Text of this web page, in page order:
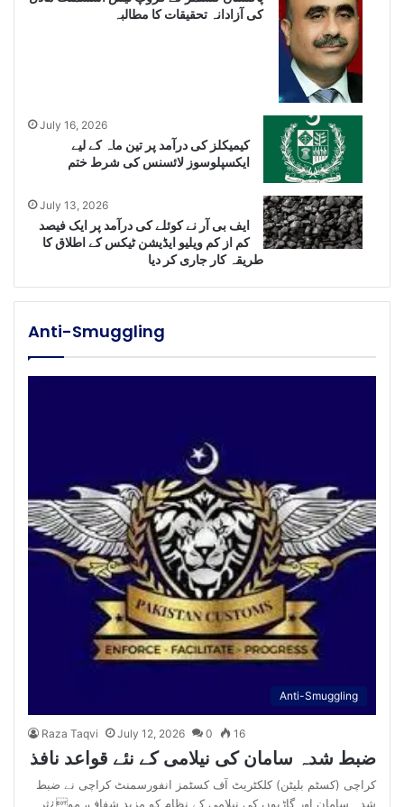
کی آزادانہ تحقیقات کا مطالبہ
July 16, 2026
کیمیکلز کی درآمد پر تین ماہ کے لیے
ایکسپلوسوز لائسنس کی شرط ختم
July 13, 2026
ایف بی آر نے کوئلے کی درآمد پر ایک فیصد
کم از کم ویلیو ایڈیشن ٹیکس کے اطلاق کا
طریقہ کار جاری کر دیا
Anti-Smuggling
Anti-Smuggling
Raza Taqvi July 12, 2026 0 16
ضبط شدہ سامان کی نیلامی کے نئے قواعد نافذ
کراچی (کسٹم بلیٹن) کلکٹریٹ آف کسٹمز انفورسمنٹ کراچی نے ضبط
شدہ سامان اور گاڑیوں کی نیلامی کے نظام کو مزید شفاف، مو¿ثر